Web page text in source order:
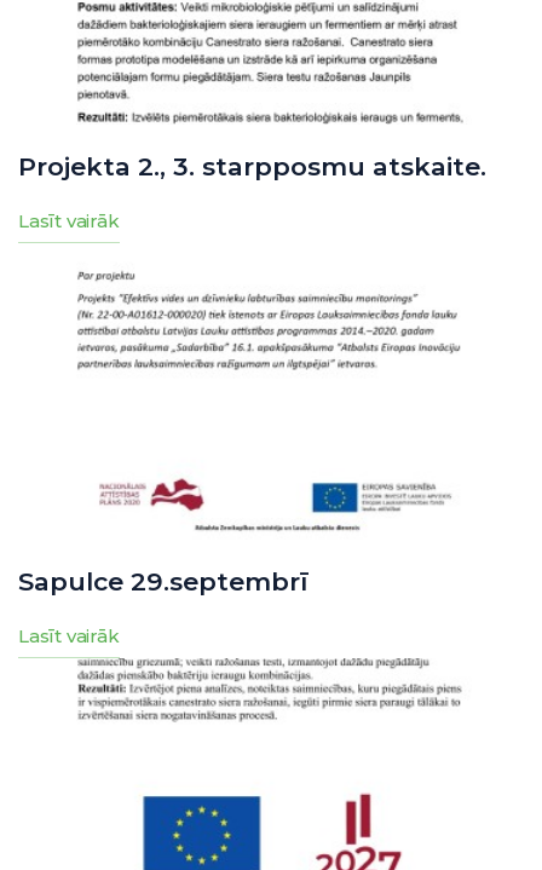
Projekta 2., 3. starpposmu atskaite.
Lasīt vairāk
Sapulce 29.septembrī
Lasīt vairāk